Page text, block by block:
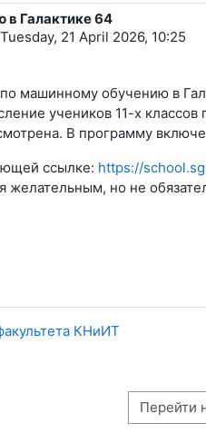
Галактике 64
Tuesday, 21 April 2026, 10:25
машинному обучению в
учеников 11-х
В программу
ссылке: https://
желательным, но не
КНиИТ
Перейти на...